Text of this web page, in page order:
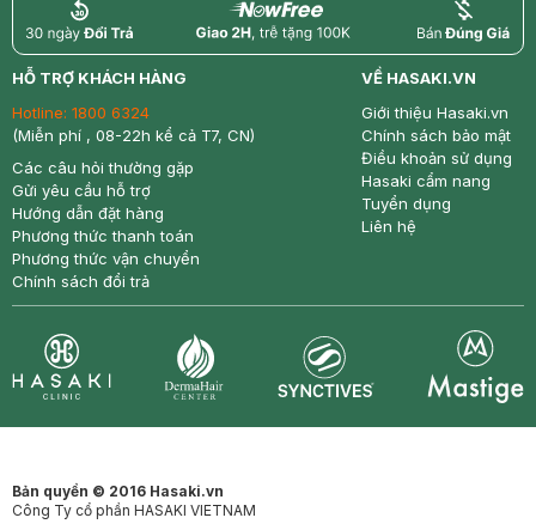
return nowfree price
HỖ TRỢ KHÁCH HÀNG
Hotline: 1800 6324
(Miễn phí , 08-22h kể cả T7, CN)
Các câu hỏi thường gặp
Gửi yêu cầu hỗ trợ
Hướng dẫn đặt hàng
Phương thức thanh toán
Phương thức vận chuyển
Chính sách đổi trả
VỀ HASAKI.VN
Giới thiệu Hasaki.vn
Chính sách bảo mật
Điều khoản sử dụng
Hasaki cẩm nang
Tuyển dụng
Liên hệ
Bản quyền © 2016 Hasaki.vn
Công Ty cổ phần HASAKI VIETNAM